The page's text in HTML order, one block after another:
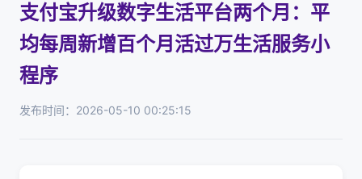
支付宝升级数字生活平台两个月：平
均每周新增百个月活过万生活服务小
程序
发布时间：2026-05-10 00:25:15